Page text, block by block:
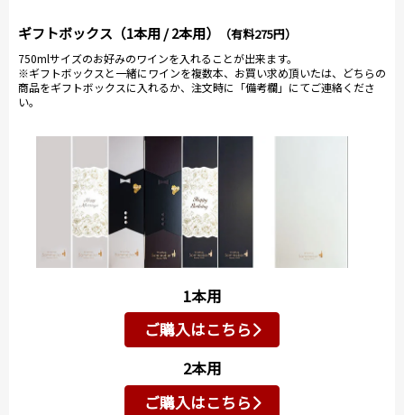
ギフトボックス（1本用 / 2本用） （有料275円）
750mlサイズのお好みのワインを入れることが出来ます。
※ギフトボックスと一緒にワインを複数本、お買い求め頂いたは、どちらの
商品をギフトボックスに入れるか、注文時に「備考欄」にてご連絡くださ
い。
1本用
ご購入はこちら
2本用
ご購入はこちら